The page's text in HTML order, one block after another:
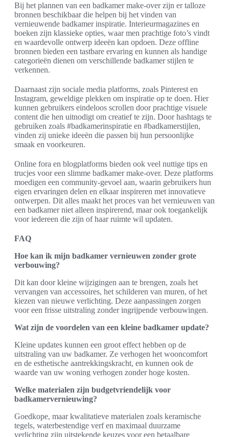
Bij het plannen van een badkamer make-over zijn er talloze
bronnen beschikbaar die helpen bij het vinden van
vernieuwende badkamer inspiratie. Interieurmagazines en
boeken zijn klassieke opties, waar men prachtige foto’s vindt
en waardevolle ontwerp ideeën kan opdoen. Deze offline
bronnen bieden een tastbare ervaring en kunnen als handige
categorieën dienen om verschillende badkamer stijlen te
verkennen.
Daarnaast zijn sociale media platforms, zoals Pinterest en
Instagram, geweldige plekken om inspiratie op te doen. Hier
kunnen gebruikers eindeloos scrollen door prachtige visuele
content die hen uitnodigt om creatief te zijn. Door hashtags te
gebruiken zoals #badkamerinspiratie en #badkamerstijlen,
vinden zij unieke ideeën die passen bij hun persoonlijke
smaak en voorkeuren.
Online fora en blogplatforms bieden ook veel nuttige tips en
trucjes voor een slimme badkamer make-over. Deze platforms
moedigen een community-gevoel aan, waarin gebruikers hun
eigen ervaringen delen en elkaar inspireren met innovatieve
ontwerpen. Dit alles maakt het proces van het vernieuwen van
een badkamer niet alleen inspirerend, maar ook toegankelijk
voor iedereen die zijn of haar ruimte wil updaten.
FAQ
Hoe kan ik mijn badkamer vernieuwen zonder grote
verbouwing?
Dit kan door kleine wijzigingen aan te brengen, zoals het
vervangen van accessoires, het schilderen van muren, of het
kiezen van nieuwe verlichting. Deze aanpassingen zorgen
voor een frisse uitstraling zonder ingrijpende verbouwingen.
Wat zijn de voordelen van een kleine badkamer update?
Kleine updates kunnen een groot effect hebben op de
uitstraling van uw badkamer. Ze verhogen het wooncomfort
en de esthetische aantrekkingskracht, en kunnen ook de
waarde van uw woning verhogen zonder hoge kosten.
Welke materialen zijn budgetvriendelijk voor
badkamervernieuwing?
Goedkope, maar kwalitatieve materialen zoals keramische
tegels, waterbestendige verf en maximaal duurzame
verlichting zijn uitstekende keuzes voor een betaalbare